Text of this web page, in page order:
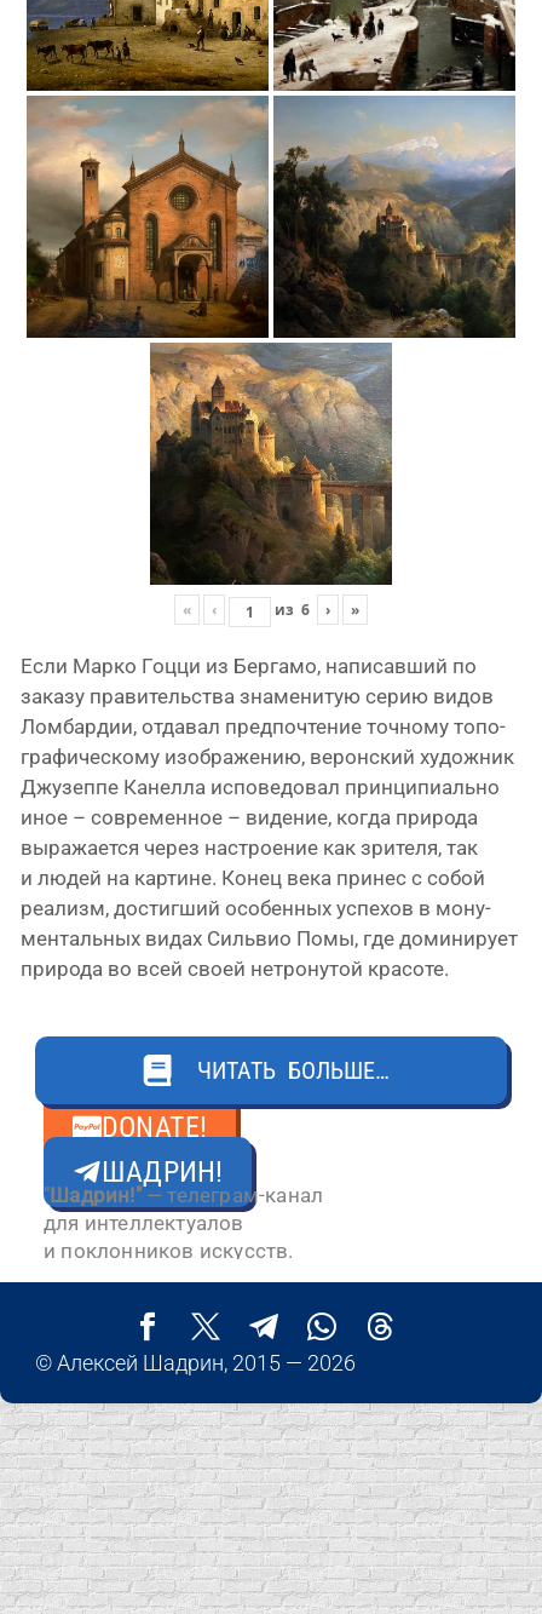
« ‹ из 6 › »
Еcли Мaркo Гoцци из Бергамо, напи­сав­ший по
зака­зу пра­ви­тель­ства зна­ме­ни­тую серию видов
Ломбардии, отда­вал пред­по­чте­ние точ­но­му топо­
гра­фи­че­ско­му изоб­ра­же­нию, верон­ский худож­ник
Джузеппе Канелла испо­ве­до­вал прин­ци­пи­аль­но
иное – совре­мен­ное – виде­ние, когда при­ро­да
выра­жа­ет­ся через настро­е­ние как зри­те­ля, так
и людей на кар­тине. Конец века при­нес с собой
реа­лизм, достиг­ший осо­бен­ных успе­хов в мону­
мен­таль­ных видах Сильвио Помы, где доми­ни­ру­ет
при­ро­да во всей сво­ей нетро­ну­той красоте.
ЧИТАТЬ БОЛЬШЕ…
DONATE!
ШАДРИН!
"Шадрин!" — телеграм-канал
для интеллектуалов
и поклонников искусств.
© Алексей Шадрин, 2015 — 2026